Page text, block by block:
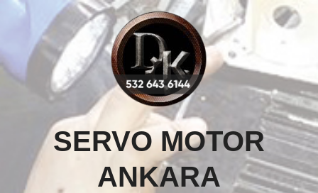
Skip
content
SERVO MOTOR
ANKARA